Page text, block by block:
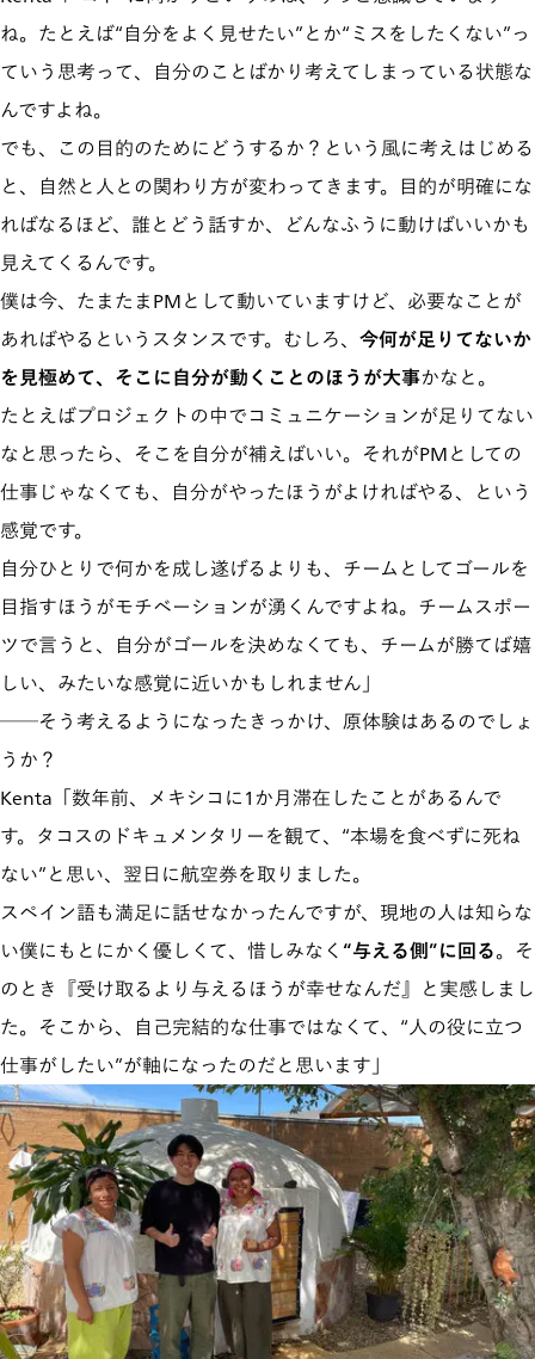
ね。たとえば“自分をよく見せたい”とか“ミスをしたくない”っ
ていう思考って、自分のことばかり考えてしまっている状態な
んですよね。
でも、この目的のためにどうするか？という風に考えはじめる
と、自然と人との関わり方が変わってきます。目的が明確にな
ればなるほど、誰とどう話すか、どんなふうに動けばいいかも
見えてくるんです。
僕は今、たまたまPMとして動いていますけど、必要なことが
あればやるというスタンスです。むしろ、 今何が足りてないか
を見極めて、そこに自分が動くことのほうが大事かなと。
たとえばプロジェクトの中でコミュニケーションが足りてない
なと思ったら、そこを自分が補えばいい。それがPMとしての
仕事じゃなくても、自分がやったほうがよければやる、という
感覚です。
自分ひとりで何かを成し遂げるよりも、チームとしてゴールを
目指すほうがモチベーションが湧くんですよね。チームスポー
ツで言うと、自分がゴールを決めなくても、チームが勝てば嬉
しい、みたいな感覚に近いかもしれません」
──そう考えるようになったきっかけ、原体験はあるのでしょ
うか？
Kenta「数年前、メキシコに1か月滞在したことがあるんで
す。タコスのドキュメンタリーを観て、“本場を食べずに死ね
ない”と思い、翌日に航空券を取りました。
スペイン語も満足に話せなかったんですが、現地の人は知らな
い僕にもとにかく優しくて、惜しみなく“与える側”に回る。そ
のとき『受け取るより与えるほうが幸せなんだ』と実感しまし
た。そこから、自己完結的な仕事ではなくて、“人の役に立つ
仕事がしたい”が軸になったのだと思います」